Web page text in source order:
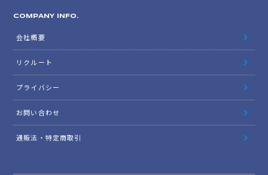
COMPANY INFO.
会社概要
リクルート
プライバシー
お問い合わせ
通販法・特定商取引